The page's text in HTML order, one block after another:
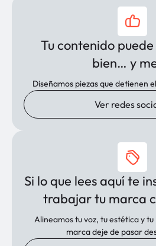
Tu contenido
bien… y
Diseñamos piezas que detienen
Ver redes
Si lo que lees aquí te
trabajar tu marca
Alineamos tu voz, tu estética y
marca deje de pasar